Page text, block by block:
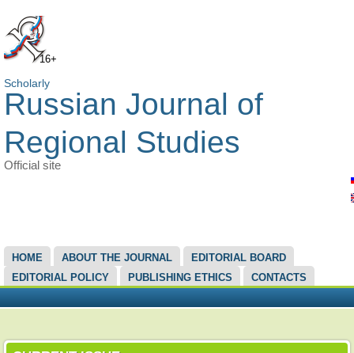
16+
Scholarly
Russian Journal of
Regional Studies
Official site
MAIN MENU
HOME ABOUT THE JOURNAL
EDITORIAL BOARD
EDITORIAL POLICY
PUBLISHING ETHICS CONTACTS